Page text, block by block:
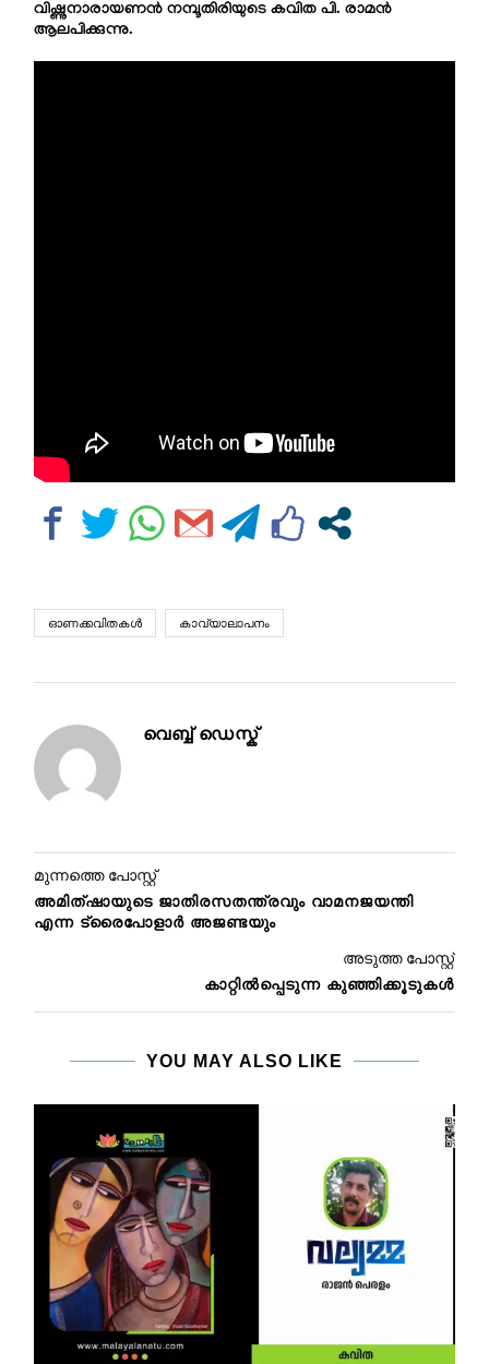
വിഷ്ണുനാരായണൻ നമ്പൂതിരിയുടെ കവിത പി. രാമൻ
ആലപിക്കുന്നു.
ഓണക്കവിതകൾ കാവ്യാലാപനം
വെബ്ബ് ഡെസ്ക്
മുന്നത്തെ പോസ്റ്റ്
അമിത്ഷായുടെ ജാതിരസതന്ത്രവും വാമനജയന്തി
എന്ന ട്രൈപോളാർ അജണ്ടയും
അടുത്ത പോസ്റ്റ്
കാറ്റില്‍‌പ്പെടുന്ന കുഞ്ഞിക്കൂടുകള്‍
YOU MAY ALSO LIKE